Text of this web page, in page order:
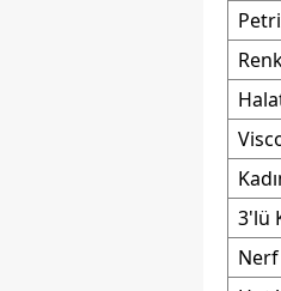
3'lü